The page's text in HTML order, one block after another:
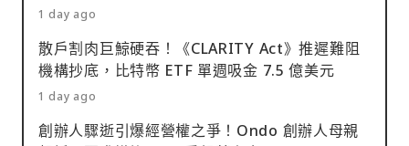
1 day ago
散戶割肉巨鯨硬吞！《CLARITY Act》推遲難阻
機構抄底，比特幣 ETF 單週吸金 7.5 億美元
1 day ago
創辦人驟逝引爆經營權之爭！Ondo 創辦人母親